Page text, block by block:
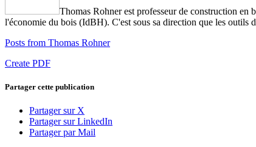
Thomas Rohner est professeur de construction
l'économie du bois (IdBH). C'est sous sa direction que les
Posts from Thomas Rohner
Create PDF
Partager cette publication
Partager sur X
Partager sur LinkedIn
Partager par Mail